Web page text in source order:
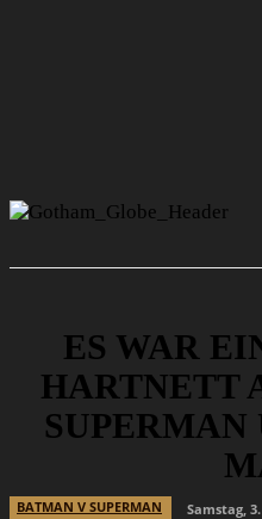
ES WAR
HARTNETT
SUPERMAN
BATMAN V SUPERMAN Samstag,